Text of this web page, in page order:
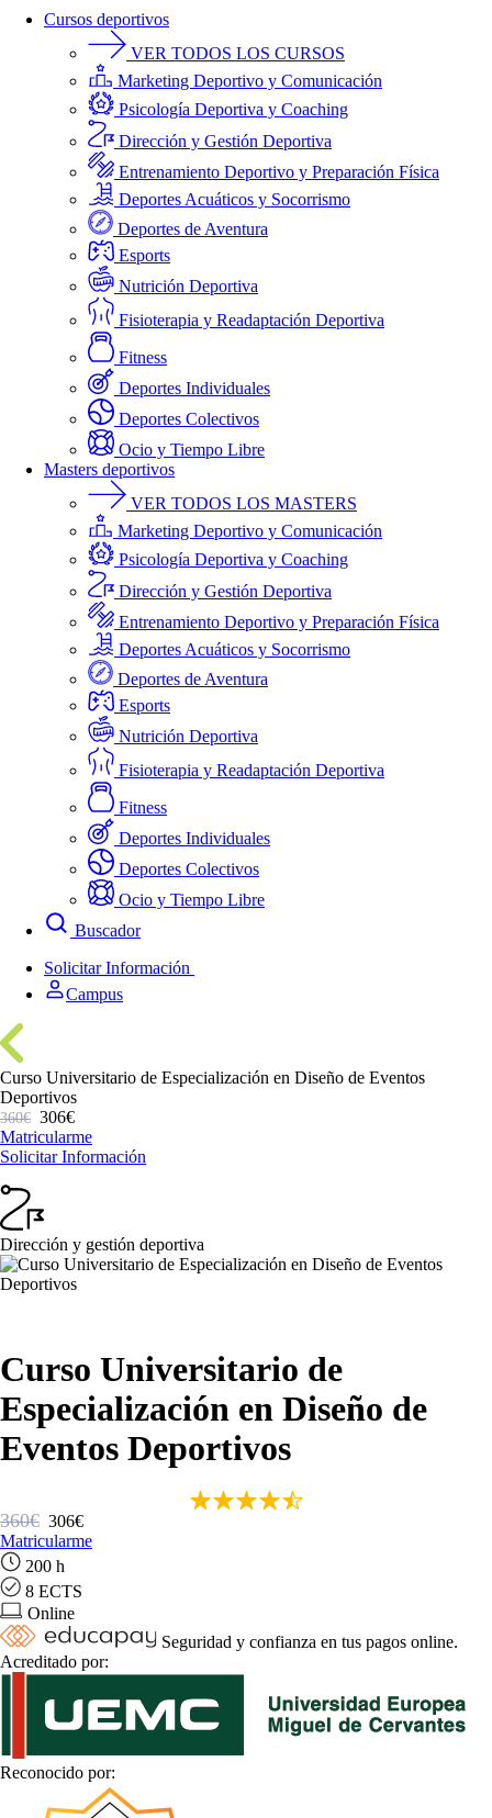
Cursos deportivos
VER TODOS LOS CURSOS
Marketing Deportivo y Comunicación
Psicología Deportiva y Coaching
Dirección y Gestión Deportiva
Entrenamiento Deportivo y Preparación Física
Deportes Acuáticos y Socorrismo
Deportes de Aventura
Esports
Nutrición Deportiva
Fisioterapia y Readaptación Deportiva
Fitness
Deportes Individuales
Deportes Colectivos
Ocio y Tiempo Libre
Masters deportivos
VER TODOS LOS MASTERS
Marketing Deportivo y Comunicación
Psicología Deportiva y Coaching
Dirección y Gestión Deportiva
Entrenamiento Deportivo y Preparación Física
Deportes Acuáticos y Socorrismo
Deportes de Aventura
Esports
Nutrición Deportiva
Fisioterapia y Readaptación Deportiva
Fitness
Deportes Individuales
Deportes Colectivos
Ocio y Tiempo Libre
Buscador
Solicitar Información
Campus
Curso Universitario de Especialización en Diseño de Eventos
Deportivos
360€ 306€
Matricularme
Solicitar Información
Dirección y gestión deportiva
Curso Universitario de
Especialización en Diseño de
Eventos Deportivos
360€ 306€
Matricularme
200 h
8 ECTS
Online
Seguridad y confianza en tus pagos online.
Acreditado por:
Reconocido por: